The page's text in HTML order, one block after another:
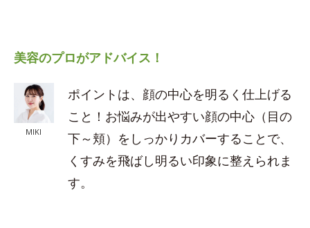
美容のプロがアドバイス！
MIKI
ポイントは、顔の中心を明るく仕上げる
こと！お悩みが出やすい顔の中心（目の
下～頬）をしっかりカバーすることで、
くすみを飛ばし明るい印象に整えられま
す。